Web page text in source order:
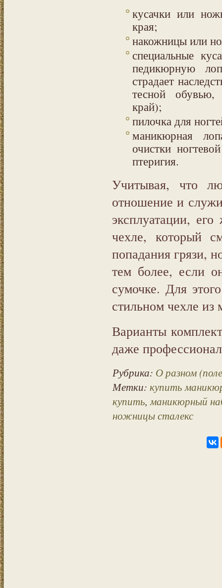
кусачки или
края;
накожницы или
специальные
педикюрную
страдает
тесной обувью,
край);
пилочка для
маникюрная
очистки
птеригия.
Учитывая, что
отношение и
эксплуатации,
чехле, который
попадания грязи,
тем более, если
сумочке. Для
стильном чехле из
Варианты
даже
Рубрика: О разном
Метки: купить
купить,маникюрный
ножницы сталекс